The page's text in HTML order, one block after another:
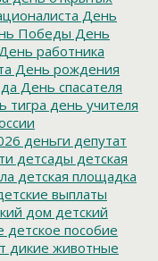
День
Победы День
День работника
День рождения
День спасателя
тигра день учителя
деньги депутат
детсады детская
детская площадка
выплаты
дом детский
детское пособие
дикие животные